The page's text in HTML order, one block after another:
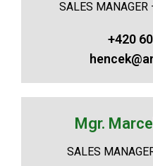
SALES
+420
Mgr.
SALES